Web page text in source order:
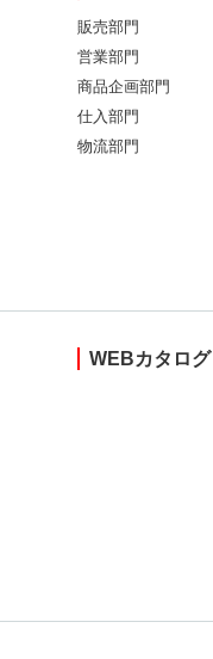
販売部門
営業部門
商品企画部門
仕入部門
物流部門
WEBカタログ